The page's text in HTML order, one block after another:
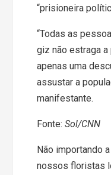
“prisioneira
“Todas as
giz não estraga
apenas uma
assustar a
manifestante.
Fonte:Sol/CNN
Não importando
nossos floristas